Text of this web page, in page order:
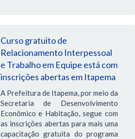
Curso gratuito de
Relacionamento Interpessoal
e Trabalho em Equipe está com
inscrições abertas em Itapema
A Prefeitura de Itapema, por meio da
Secretaria de Desenvolvimento
Econômico e Habitação, segue com
as inscrições abertas para mais uma
capacitação gratuita do programa